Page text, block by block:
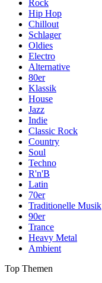
Rock
Hip Hop
Chillout
Schlager
Oldies
Electro
Alternative
80er
Klassik
House
Jazz
Indie
Classic Rock
Country
Soul
Techno
R'n'B
Latin
70er
Traditionelle Musik
90er
Trance
Heavy Metal
Ambient
Top Themen